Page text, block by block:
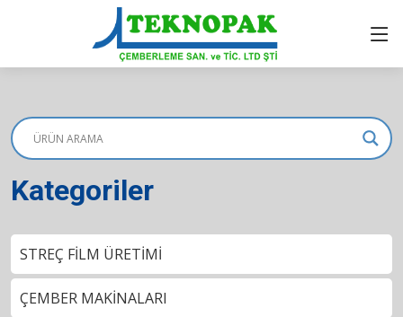
Kategoriler
STREÇ FİLM ÜRETİMİ
ÇEMBER MAKİNALARI